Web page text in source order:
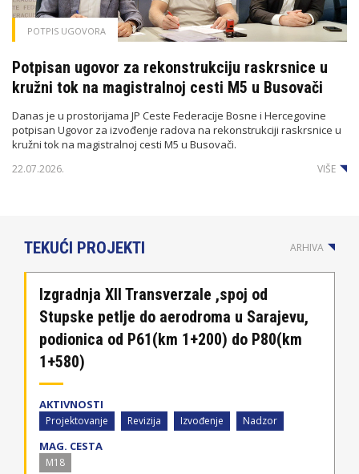
POTPIS UGOVORA
Potpisan ugovor za rekonstrukciju raskrsnice u
kružni tok na magistralnoj cesti M5 u Busovači
Danas je u prostorijama JP Ceste Federacije Bosne i Hercegovine
potpisan Ugovor za izvođenje radova na rekonstrukciji raskrsnice u
kružni tok na magistralnoj cesti M5 u Busovači.
22.07.2026. VIŠE
TEKUĆI PROJEKTI ARHIVA
Izgradnja XII Transverzale ,spoj od
Stupske petlje do aerodroma u Sarajevu,
podionica od P61(km 1+200) do P80(km
1+580)
AKTIVNOSTI
Projektovanje Revizija Izvođenje Nadzor
MAG. CESTA
M18